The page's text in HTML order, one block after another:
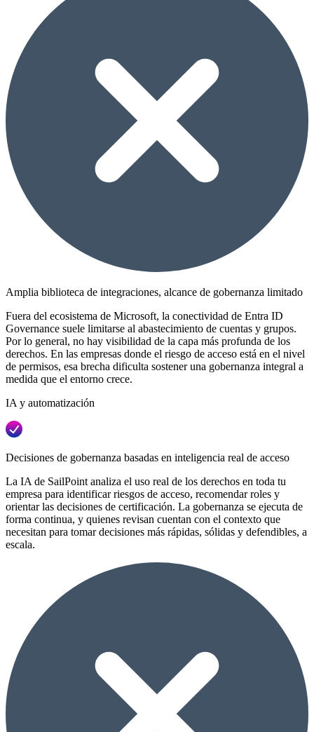
Amplia biblioteca de integraciones, alcance de gobernanza limitado
Fuera del ecosistema de Microsoft, la conectividad de Entra ID
Governance suele limitarse al abastecimiento de cuentas y grupos.
Por lo general, no hay visibilidad de la capa más profunda de los
derechos. En las empresas donde el riesgo de acceso está en el nivel
de permisos, esa brecha dificulta sostener una gobernanza integral a
medida que el entorno crece.
IA y automatización
Decisiones de gobernanza basadas en inteligencia real de acceso
La IA de SailPoint analiza el uso real de los derechos en toda tu
empresa para identificar riesgos de acceso, recomendar roles y
orientar las decisiones de certificación. La gobernanza se ejecuta de
forma continua, y quienes revisan cuentan con el contexto que
necesitan para tomar decisiones más rápidas, sólidas y defendibles, a
escala.